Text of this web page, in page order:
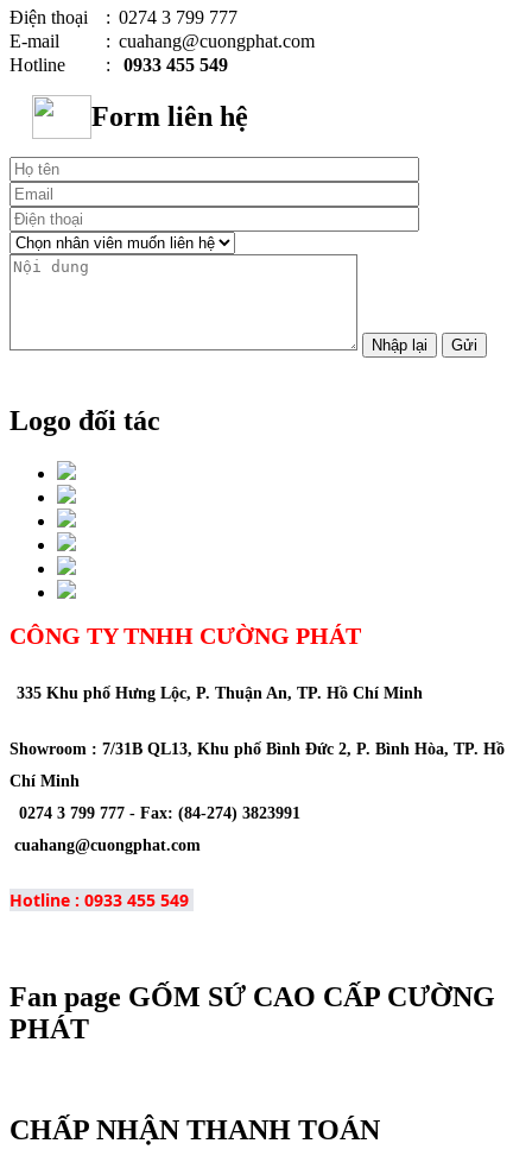
Điện thoại : 0274 3 799 777
E-mail
: cuahang@cuongphat.com
Hotline
: 0933 455 549
Form liên hệ
Logo đối tác
CÔNG TY TNHH CƯỜNG PHÁT
335 Khu phố Hưng Lộc, P. Thuận An, TP. Hồ Chí Minh
Showroom : 7/31B QL13, Khu phố Bình Đức 2, P. Bình Hòa, TP. Hồ
Chí Minh
0274 3 799 777 - Fax: (84-274) 3823991
cuahang@cuongphat.com
Hotline : 0933 455 549
Fan page GỐM SỨ CAO CẤP CƯỜNG
PHÁT
CHẤP NHẬN THANH TOÁN